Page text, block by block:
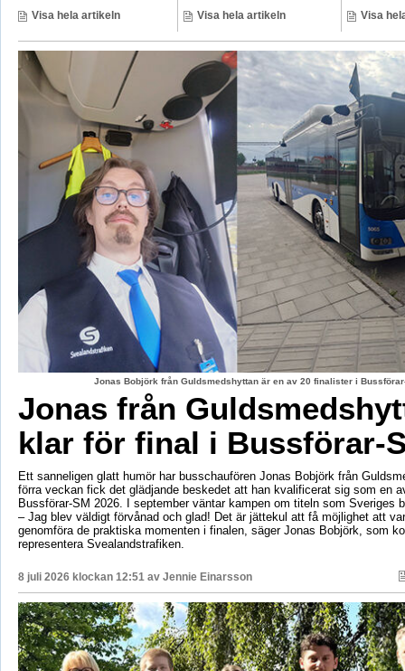
Visa hela artikeln Visa hela artikeln Visa
Jonas Bobjörk från Guldsmedshyttan är en av 20 finalister i
Jonas från
klar för final i Bussförar-
Ett sanneligen glatt humör har busschaufören Jonas Bobjörk från
förra veckan fick det glädjande beskedet att han kvalificerat sig som en
Bussförar-SM 2026. I september väntar kampen om titeln som Sveriges
– Jag blev väldigt förvånad och glad! Det är jättekul att få möjlighet att
genomföra de praktiska momenten i finalen, säger Jonas Bobjörk, som
representera Svealandstrafiken.
8 juli 2026 klockan 12:51 av Jennie Einarsson